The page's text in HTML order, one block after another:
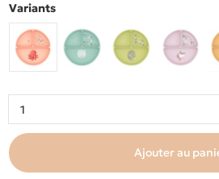
Variants
Ajouter au